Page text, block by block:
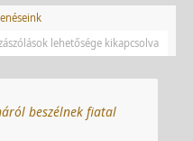
lehetősége kikapcsolva
beszélnek fiatal